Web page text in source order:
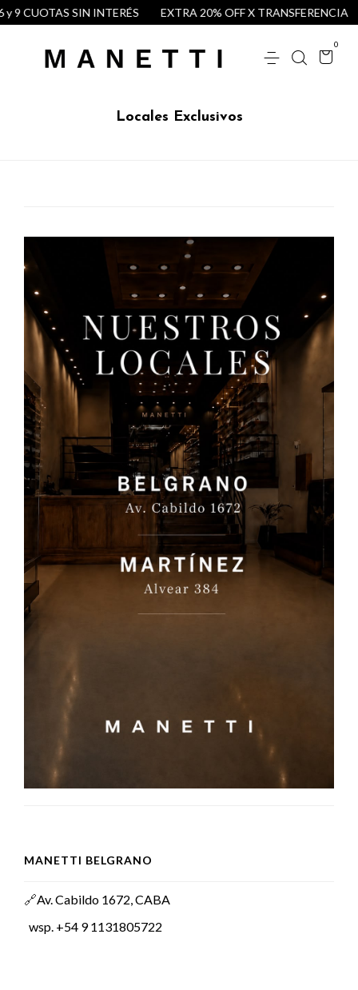
9 CUOTAS SIN INTERÉS EXTRA 20% OFF X TRANSFERENCIA
0
Locales Exclusivos
MANETTI BELGRANO
🔗Av. Cabildo 1672, CABA
wsp. +54 9 1131805722